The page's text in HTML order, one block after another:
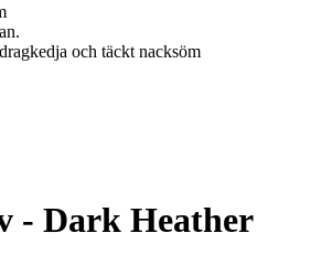
och täckt nacksöm
- Dark Heather